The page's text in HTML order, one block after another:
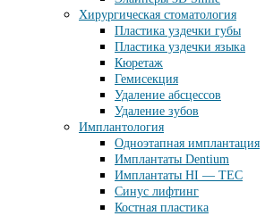
Хирургическая стоматология
Пластика уздечки губы
Пластика уздечки языка
Кюретаж
Гемисекция
Удаление абсцессов
Удаление зубов
Имплантология
Одноэтапная имплантация
Имплантаты Dentium
Имплантаты HI — TEC
Синус лифтинг
Костная пластика